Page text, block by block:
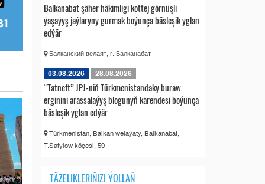
Balkanabat şäher häkimligi kottej görnüşli
ýaşaýyş jaýlaryny gurmak boýunça bäsleşik yglan
edýär
Балканский велаят, г. Балканабат
03.08.2026 28.08.2026
“Tatneft” JPJ-niň Türkmenistandaky buraw
erginini arassalaýyş blogunyň kärendesi boýunça
bäsleşik yglan edýär
Türkmenistan, Balkan welaýaty, Balkanabat,
T.Satylow köçesi, 59
TÄZELIKLERIŇIZI ÝOLLAŇ